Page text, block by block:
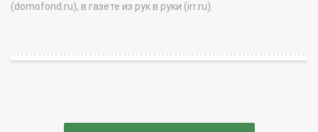
(domofond.ru), в газете из рук в руки (irr.ru).